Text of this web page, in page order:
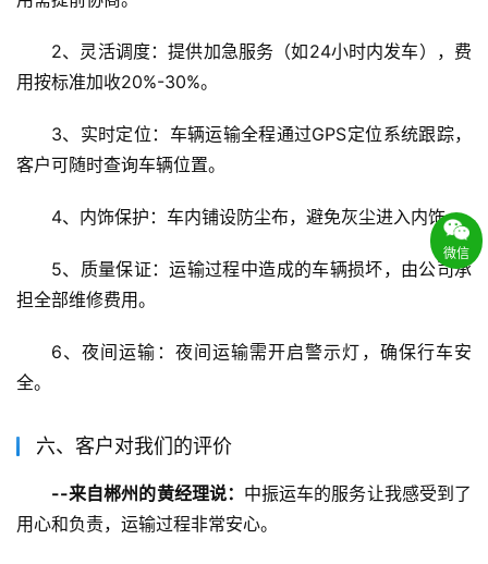
2、灵活调度：提供加急服务（如24小时内发车），费
用按标准加收20%-30%。
3、实时定位：车辆运输全程通过GPS定位系统跟踪，
客户可随时查询车辆位置。
4、内饰保护：车内铺设防尘布，避免灰尘进入内饰。
5、质量保证：运输过程中造成的车辆损坏，由公司承
担全部维修费用。
6、夜间运输：夜间运输需开启警示灯，确保行车安
全。
六、客户对我们的评价
--来自郴州的黄经理说： 中振运车的服务让我感受到了
用心和负责，运输过程非常安心。
微信